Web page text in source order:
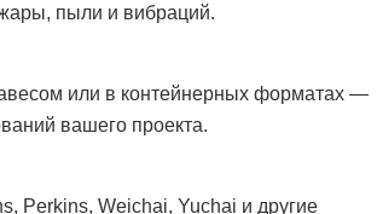
пыли и вибраций.
или в контейнерных форматах —
вашего проекта.
Perkins, Weichai, Yuchai и другие